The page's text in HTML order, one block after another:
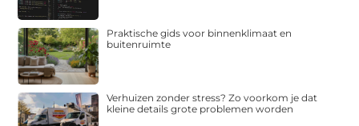
Praktische gids voor binnenklimaat en
buitenruimte
Verhuizen zonder stress? Zo voorkom je dat
kleine details grote problemen worden